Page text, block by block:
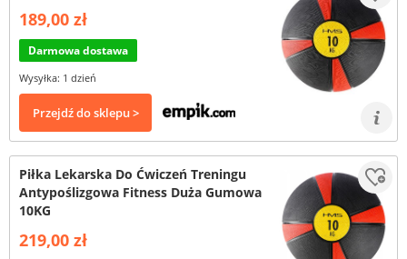
189,00 zł
Darmowa dostawa
Wysyłka: 1 dzień
Przejdź do sklepu >
Piłka Lekarska Do Ćwiczeń Treningu
Antypoślizgowa Fitness Duża Gumowa
10KG
219,00 zł